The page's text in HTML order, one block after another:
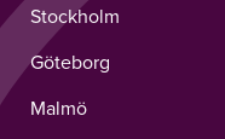
Stockholm
Göteborg
Malmö